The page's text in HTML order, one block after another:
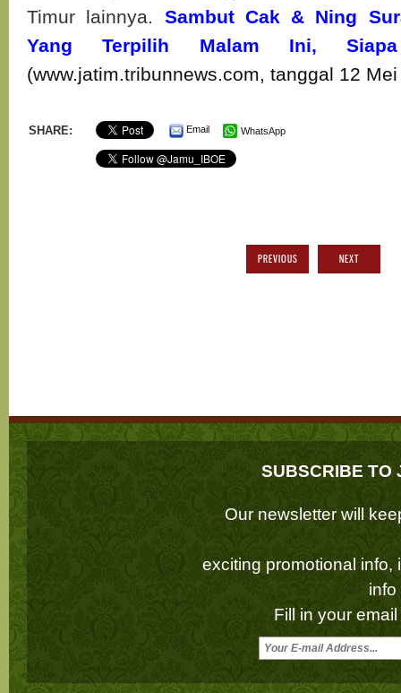
Timur lainnya. Sambut Cak & Ning
Yang Terpilih Malam Ini,
(www.jatim.tribunnews.com, tanggal 12
SHARE: Email WhatsApp
PREVIOUS NEXT
SUBSCRIBE TO
Our newsletter will
exciting promotional info,
info
Fill in your